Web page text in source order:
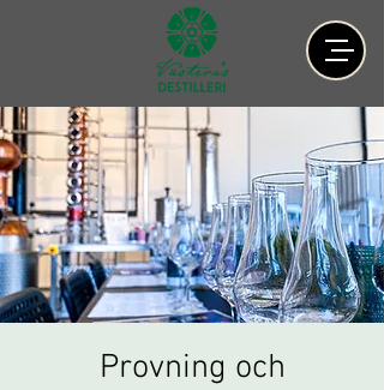
Provning och